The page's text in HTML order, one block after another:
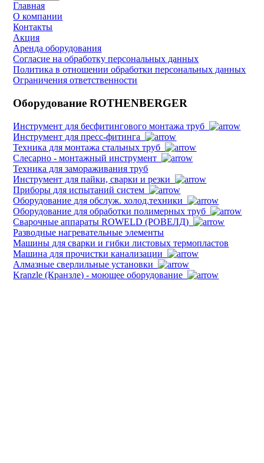
Главная
О компании
Контакты
Акция
Аренда оборудования
Согласие на обработку персональных данных
Политика в отношении обработки персональных данных
Ограничения ответственности
Оборудование ROTHENBERGER
Инструмент для бесфитингового монтажа труб
Инструмент для пресс-фитинга
Техника для монтажа стальных труб
Слесарно - монтажный инструмент
Техника для замораживания труб
Инструмент для пайки, сварки и резки
Приборы для испытаний систем
Оборудование для обслуж. холод.техники
Оборудование для обработки полимерных труб
Cварочные аппараты ROWELD (РОВЕЛД)
Разводные нагревательные элементы
Машины для сварки и гибки листовых термопластов
Машина для прочистки канализации
Алмазные сверлильные установки
Kranzle (Кранзле) - моющее оборудование